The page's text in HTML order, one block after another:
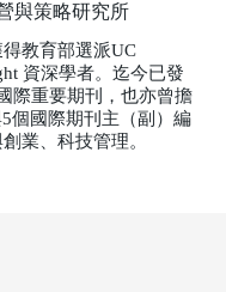
與策略研究所
教育部選派UC
資深學者。迄今已發
際重要期刊，也亦曾擔
個國際期刊主（副）編
業、科技管理。